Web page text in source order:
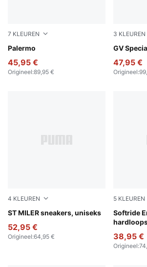
7 KLEUREN
Palermo
Rosy Outlook-Gum
45,95 €
Origineel:89,95 €
3 KLEUREN
GV
PUMA
47,95 €
Origineel:
4 KLEUREN
ST MILER sneakers, uniseks
Vapor Gray-Soft Taupe-New Navy
52,95 €
Origineel:64,95 €
5 KLEUREN
Softride
PUMA
38,95 €
Origineel: